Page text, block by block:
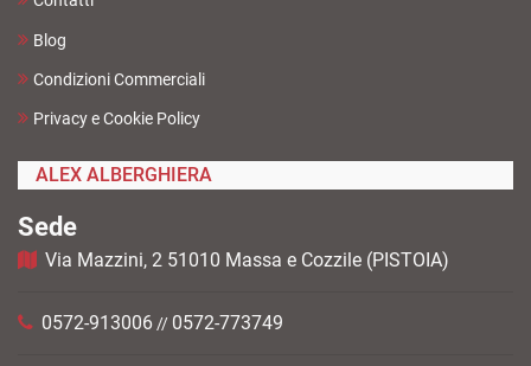
Blog
Condizioni Commerciali
Privacy e Cookie Policy
ALEX ALBERGHIERA
Sede
Via Mazzini, 2 51010 Massa e Cozzile (PISTOIA)
0572-913006 // 0572-773749